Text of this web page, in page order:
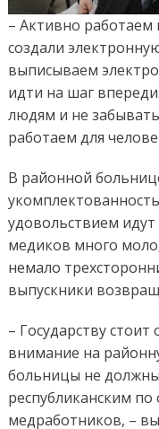
– Активно
создали
выписываем
идти на шаг
людям и не
работаем для
В районной
удовольствием
медиков много
немало
выпускники
– Государству
внимание на
больницы не
республиканским
медработников, –